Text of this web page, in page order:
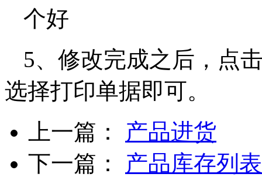
5、修改完成之后，点
选择打印单据即可。
上一篇： 产品进货
下一篇： 产品库存列表